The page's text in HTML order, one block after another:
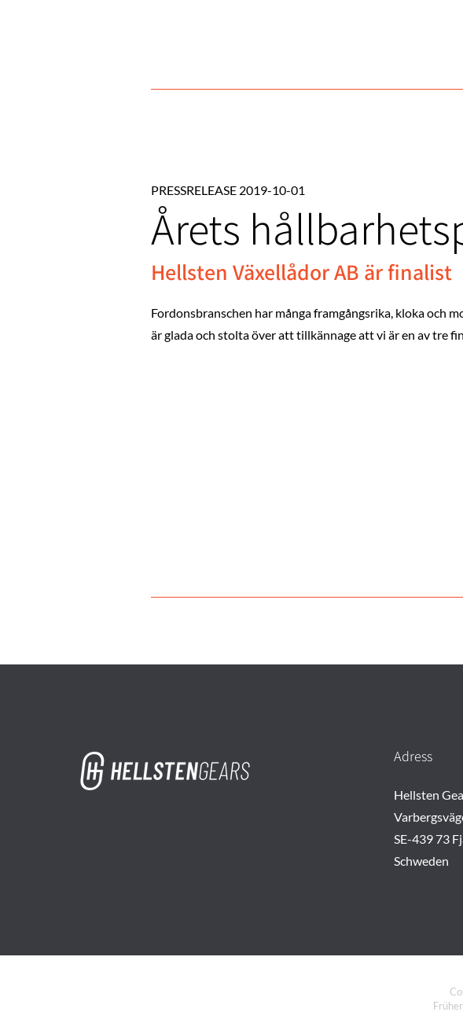
PRESSRELEASE 2019-10-01
Årets
Hellsten Växellådor AB är finalist
Fordonsbranschen har många framgångsrika, kloka och
är glada och stolta över att tillkännage att vi är en av
Adress
Hellsten
SE-439 73
Schweden